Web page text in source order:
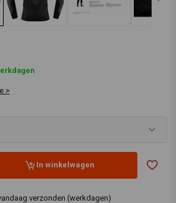
>
In winkelwagen
verzonden (werkdagen)